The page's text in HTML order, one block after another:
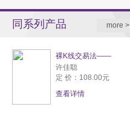
同系列产品 more >
裸K线交易法——
许佳聪
定 价：108.00元
查看详情